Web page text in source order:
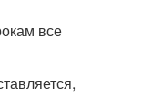
все